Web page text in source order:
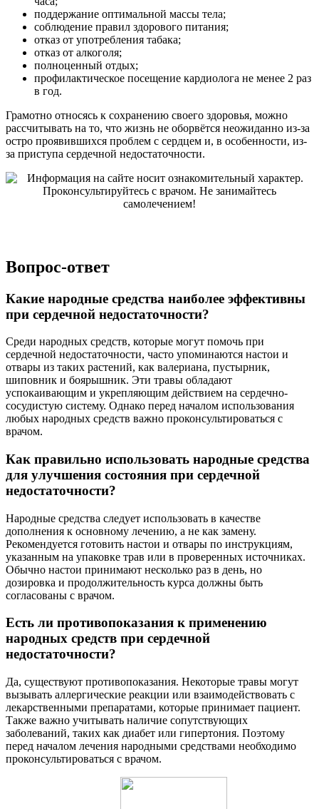
поддержание оптимальной массы тела;
соблюдение правил здорового питания;
отказ от употребления табака;
отказ от алкоголя;
полноценный отдых;
профилактическое посещение кардиолога не менее 2 раз
в год.
Грамотно относясь к сохранению своего здоровья, можно
рассчитывать на то, что жизнь не оборвётся неожиданно из-за
остро проявившихся проблем с сердцем и, в особенности, из-
за приступа сердечной недостаточности.
Вопрос-ответ
Какие народные средства наиболее эффективны
при сердечной недостаточности?
Среди народных средств, которые могут помочь при
сердечной недостаточности, часто упоминаются настои и
отвары из таких растений, как валериана, пустырник,
шиповник и боярышник. Эти травы обладают
успокаивающим и укрепляющим действием на сердечно-
сосудистую систему. Однако перед началом использования
любых народных средств важно проконсультироваться с
врачом.
Как правильно использовать народные средства
для улучшения состояния при сердечной
недостаточности?
Народные средства следует использовать в качестве
дополнения к основному лечению, а не как замену.
Рекомендуется готовить настои и отвары по инструкциям,
указанным на упаковке трав или в проверенных источниках.
Обычно настои принимают несколько раз в день, но
дозировка и продолжительность курса должны быть
согласованы с врачом.
Есть ли противопоказания к применению
народных средств при сердечной
недостаточности?
Да, существуют противопоказания. Некоторые травы могут
вызывать аллергические реакции или взаимодействовать с
лекарственными препаратами, которые принимает пациент.
Также важно учитывать наличие сопутствующих
заболеваний, таких как диабет или гипертония. Поэтому
перед началом лечения народными средствами необходимо
проконсультироваться с врачом.